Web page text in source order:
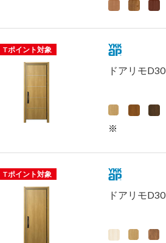
Tポイント対象
ドアリモ
Tポイント対象
ドアリモ